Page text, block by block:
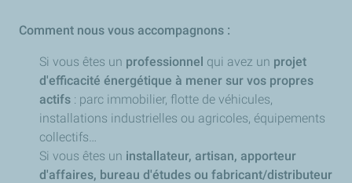
Comment nous vous accompagnons :
Si vous êtes un professionnel qui avez un projet
d'efficacité énergétique à mener sur vos propres
actifs : parc immobilier, flotte de véhicules,
installations industrielles ou agricoles, équipements
collectifs…
Si vous êtes un installateur, artisan, apporteur
d'affaires, bureau d'études ou fabricant/distributeur